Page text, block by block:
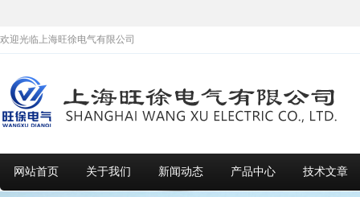
欢迎光临上海旺徐电气有限公司
网站首页 关于我们 新闻动态 产品中心 技术文章